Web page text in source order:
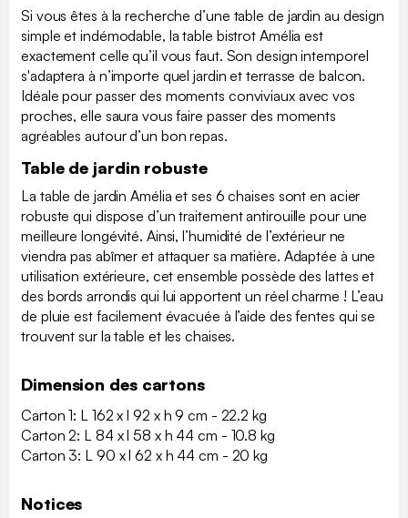
Si vous êtes à la recherche d’une table de jardin au design
simple et indémodable, la table bistrot Amélia est
exactement celle qu’il vous faut. Son design intemporel
s'adaptera à n’importe quel jardin et terrasse de balcon.
Idéale pour passer des moments conviviaux avec vos
proches, elle saura vous faire passer des moments
agréables autour d’un bon repas.
Table de jardin robuste
La table de jardin Amélia et ses 6 chaises sont en acier
robuste qui dispose d’un traitement antirouille pour une
meilleure longévité. Ainsi, l’humidité de l’extérieur ne
viendra pas abîmer et attaquer sa matière. Adaptée à une
utilisation extérieure, cet ensemble possède des lattes et
des bords arrondis qui lui apportent un réel charme ! L’eau
de pluie est facilement évacuée à l’aide des fentes qui se
trouvent sur la table et les chaises.
Dimension des cartons
Carton 1: L 162 x l 92 x h 9 cm - 22.2 kg
Carton 2: L 84 x l 58 x h 44 cm - 10.8 kg
Carton 3: L 90 x l 62 x h 44 cm - 20 kg
Notices